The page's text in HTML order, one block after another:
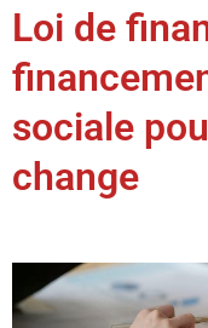
Loi de
sociale
change